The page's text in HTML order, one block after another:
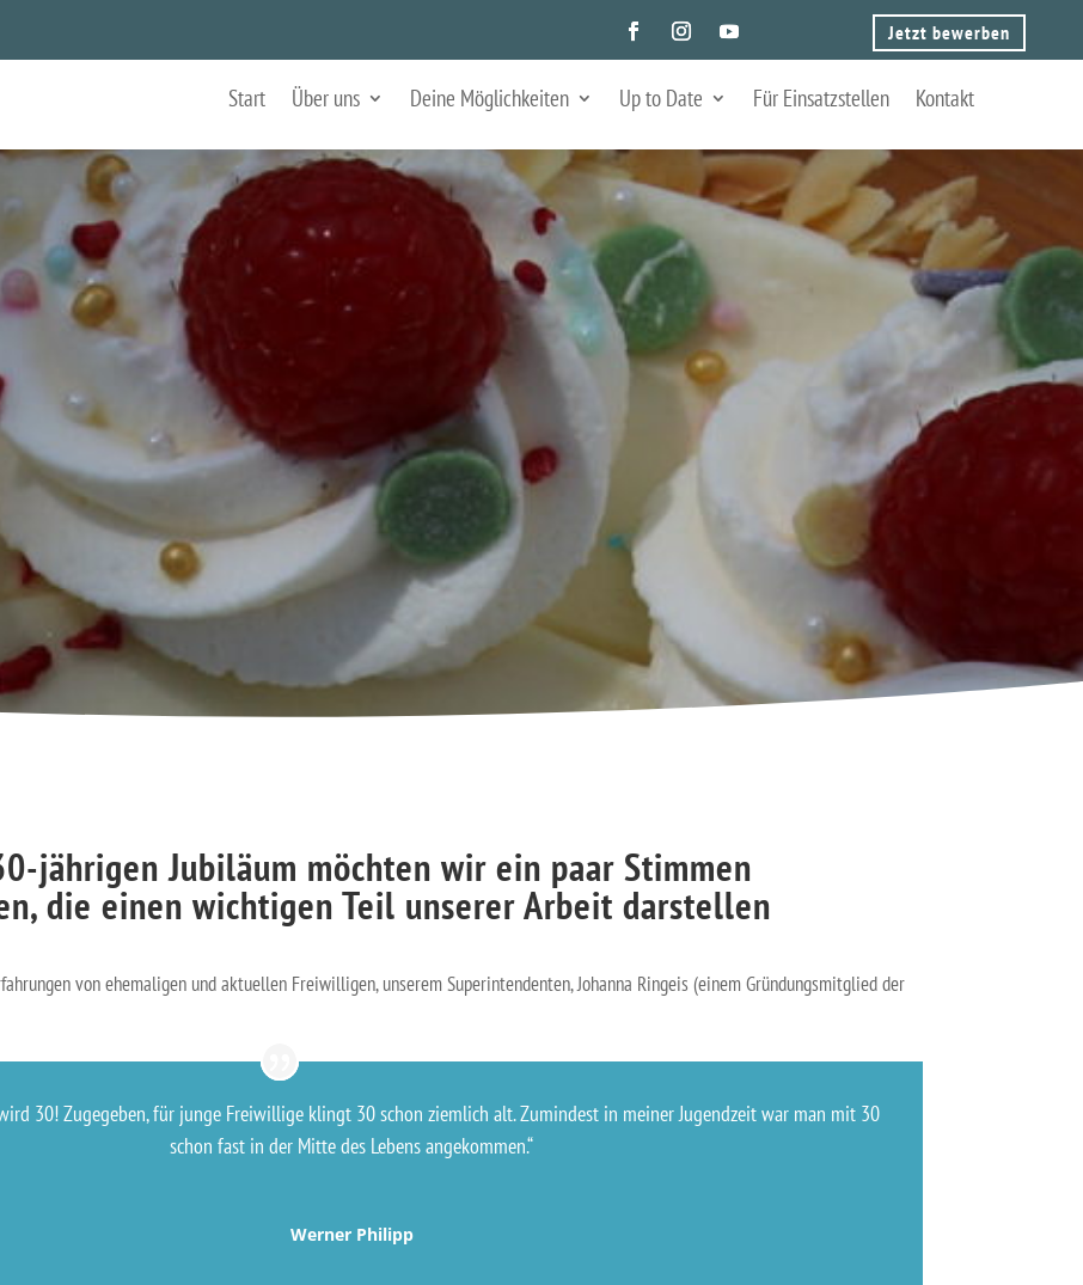
Jetzt bewerben
Start Über uns Deine Möglichkeiten Up to Date Für Einsatzstellen Kontakt
jährigen Jubiläum möchten wir ein paar Stimmen
die einen wichtigen Teil unserer Arbeit darstellen
von ehemaligen und aktuellen Freiwilligen, unserem Superintendenten, Johanna Ringeis (einem Gründungsmitglied der
30! Zugegeben, für junge Freiwillige klingt 30 schon ziemlich alt. Zumindest in meiner Jugendzeit war man mit 30
schon fast in der Mitte des Lebens angekommen.“
Werner Philipp